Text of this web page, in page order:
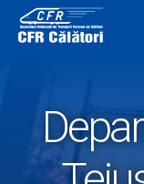
content